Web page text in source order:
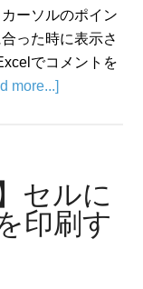
ーソルのポイン
った時に表示さ
でコメントを
more...]
セルに
印刷す